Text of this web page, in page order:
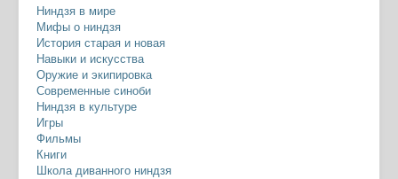
Ниндзя в мире
Мифы о ниндзя
История старая и новая
Навыки и искусства
Оружие и экипировка
Современные синоби
Ниндзя в культуре
Игры
Фильмы
Книги
Школа диванного ниндзя